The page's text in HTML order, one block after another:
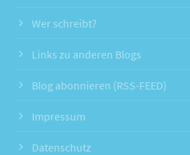
Wer schreibt?
Links zu anderen Blogs
Blog abonnieren (RSS-FEED)
Impressum
Datenschutz